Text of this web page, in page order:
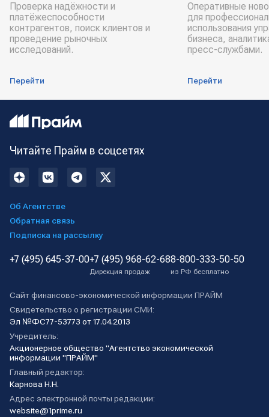
Проверка надёжности и
платёжеспособности
контрагентов, поиск клиентов и
проведение рыночных
исследований.
Перейти
Оперативные
для
использования
бизнеса,
пресс-службами.
Перейти
Читайте Прайм в соцсетях
Об Агентстве
Обратная связь
Подписка на рассылку
+7 (495) 645-37-00+7 (495) 968-62-68
Дирекция продаж
8-800-333-50-50
из РФ бесплатно
Сайт финансово-экономической информации ПРАЙМ
Свидетельство о регистрации СМИ:
Эл №ФС77-53773 от 17.04.2013
Учредитель:
Акционерное общество "Агентство экономической
информации "ПРАЙМ"
Главный редактор:
Карнова Н.Н.
Адрес электронной почты редакции:
website@1prime.ru